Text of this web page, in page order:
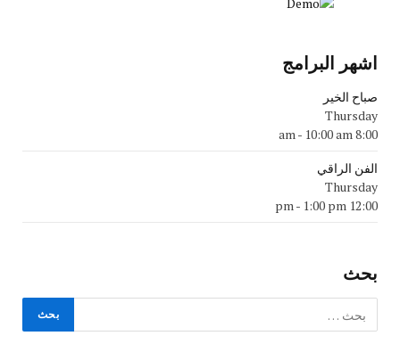
اشهر البرامج
صباح الخير
Thursday
8:00 am
- 10:00 am
الفن الراقي
Thursday
12:00 pm
- 1:00 pm
بحث